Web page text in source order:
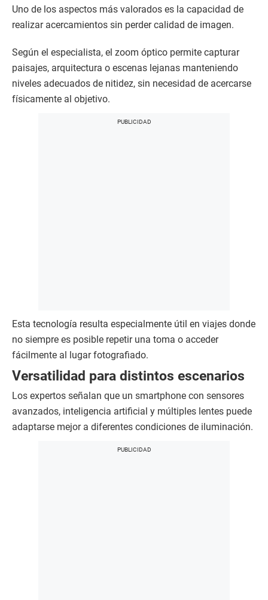
Uno de los aspectos más valorados es la capacidad de
realizar acercamientos sin perder calidad de imagen.
Según el especialista, el zoom óptico permite capturar
paisajes, arquitectura o escenas lejanas manteniendo
niveles adecuados de nitidez, sin necesidad de acercarse
físicamente al objetivo.
Esta tecnología resulta especialmente útil en viajes donde
no siempre es posible repetir una toma o acceder
fácilmente al lugar fotografiado.
Versatilidad para distintos escenarios
Los expertos señalan que un smartphone con sensores
avanzados, inteligencia artificial y múltiples lentes puede
adaptarse mejor a diferentes condiciones de iluminación.